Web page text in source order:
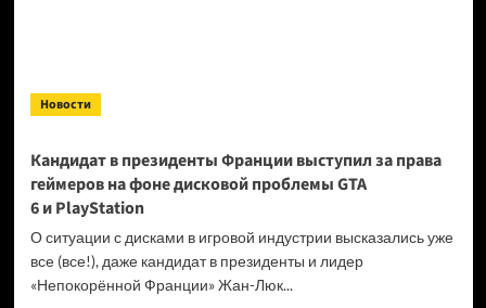
Новости
Кандидат в президенты Франции выступил за права
геймеров на фоне дисковой проблемы GTA
6 и PlayStation
О ситуации с дисками в игровой индустрии высказались уже
все (все!), даже кандидат в президенты и лидер
«Непокорённой Франции» Жан-Люк...